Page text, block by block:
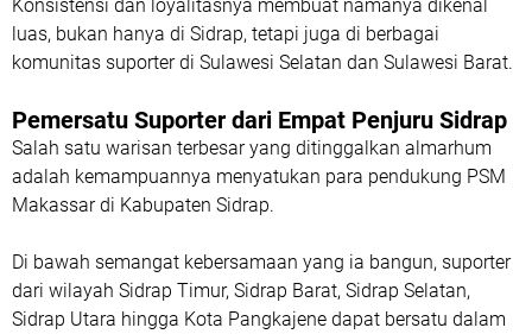
Konsistensi dan loyalitasnya membuat namanya dikenal
luas, bukan hanya di Sidrap, tetapi juga di berbagai
komunitas suporter di Sulawesi Selatan dan Sulawesi Barat.
Pemersatu Suporter dari Empat Penjuru Sidrap
Salah satu warisan terbesar yang ditinggalkan almarhum
adalah kemampuannya menyatukan para pendukung PSM
Makassar di Kabupaten Sidrap.
Di bawah semangat kebersamaan yang ia bangun, suporter
dari wilayah Sidrap Timur, Sidrap Barat, Sidrap Selatan,
Sidrap Utara hingga Kota Pangkajene dapat bersatu dalam